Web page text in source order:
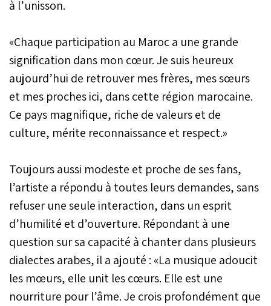
à l’unisson.
«Chaque participation au Maroc a une grande
signification dans mon cœur. Je suis heureux
aujourd’hui de retrouver mes frères, mes sœurs
et mes proches ici, dans cette région marocaine.
Ce pays magnifique, riche de valeurs et de
culture, mérite reconnaissance et respect.»
Toujours aussi modeste et proche de ses fans,
l’artiste a répondu à toutes leurs demandes, sans
refuser une seule interaction, dans un esprit
d’humilité et d’ouverture. Répondant à une
question sur sa capacité à chanter dans plusieurs
dialectes arabes, il a ajouté : «La musique adoucit
les mœurs, elle unit les cœurs. Elle est une
nourriture pour l’âme. Je crois profondément que